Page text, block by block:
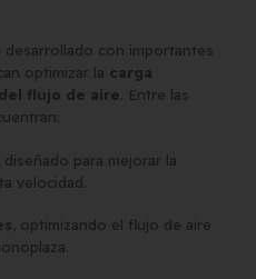
desarrollado con importantes
optimizar la carga
flujo de aire . Entre las
, diseñado para mejorar la
velocidad.
, optimizando el flujo de aire